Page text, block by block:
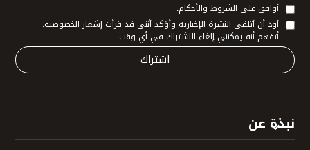
نبذة عن
أوافق علىالشروط والأحكام.
أود أن أتلقى النشرة الإخبارية وأؤكد أنني قد قرأتإشعار الخصوصية.
أتفهم أنه يمكنني إلغاء الاشتراك في أي وقت.